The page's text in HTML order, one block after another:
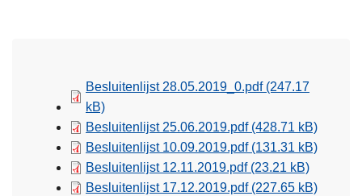
Besluitenlijst 28.05.2019_0.pdf (247.17
kB)
Besluitenlijst 25.06.2019.pdf (428.71 kB)
Besluitenlijst 10.09.2019.pdf (131.31 kB)
Besluitenlijst 12.11.2019.pdf (23.21 kB)
Besluitenlijst 17.12.2019.pdf (227.65 kB)